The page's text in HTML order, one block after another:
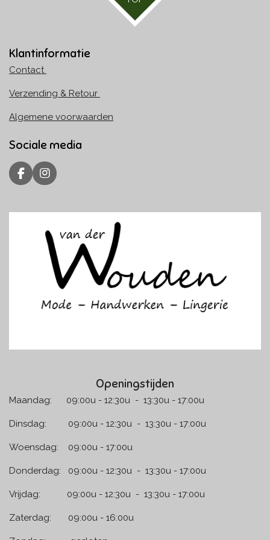
Klantinformatie
Contact
Verzending & Retour
Algemene voorwaarden
Sociale media
F
a
e
I
n
t
g
r
a
m
Openingstijden
Maandag: 09:00u - 12:30u - 13:30u - 17:00u
Dinsdag: 09:00u - 12:30u - 13:30u - 17:00u
Woensdag: 09:00u - 17:00u
Donderdag: 09:00u - 12:30u - 13:30u - 17:00u
Vrijdag: 09:00u - 12:30u - 13:30u - 17:00u
Zaterdag: 09:00u - 16:00u